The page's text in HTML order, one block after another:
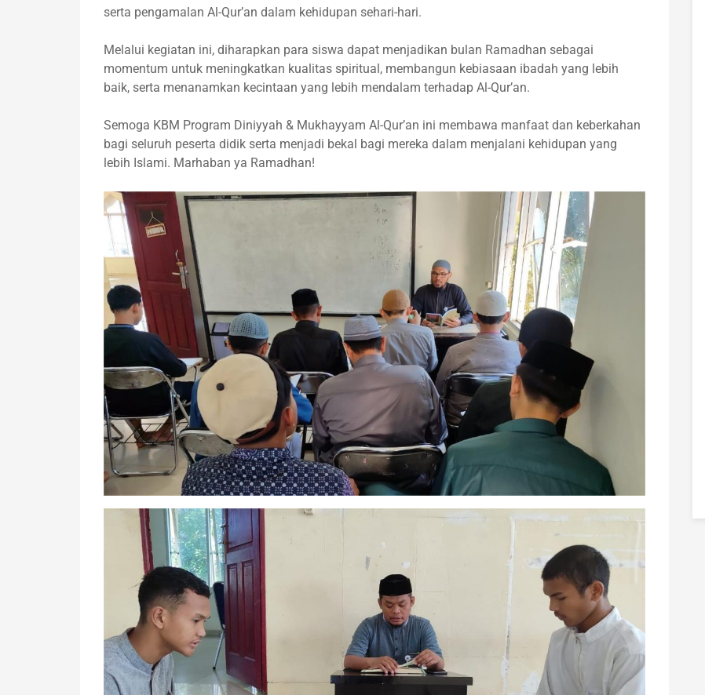
serta pengamalan Al-Qur’an dalam kehidupan sehari-hari.
Melalui kegiatan ini, diharapkan para siswa dapat menjadikan bulan Ramadhan sebagai
momentum untuk meningkatkan kualitas spiritual, membangun kebiasaan ibadah yang lebih
baik, serta menanamkan kecintaan yang lebih mendalam terhadap Al-Qur’an.
Semoga KBM Program Diniyyah & Mukhayyam Al-Qur’an ini membawa manfaat dan keberkahan
bagi seluruh peserta didik serta menjadi bekal bagi mereka dalam menjalani kehidupan yang
lebih Islami. Marhaban ya Ramadhan!